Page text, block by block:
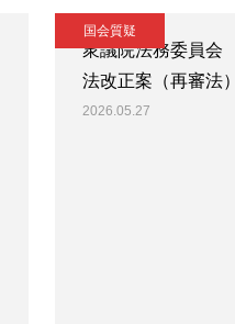
国会質疑
衆議院法務委員
法改正案（再審法
2026.05.27